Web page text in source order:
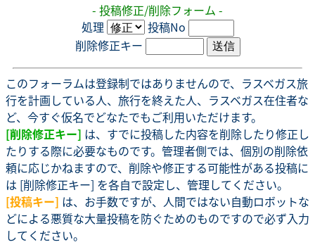
- 投稿修正/削除フォーム -
処理
投稿No
削除修正キー
このフォーラムは登録制ではありませんので、ラスベガス旅
行を計画している人、旅行を終えた人、ラスベガス在住者な
ど、今すぐ仮名でどなたでもご利用いただけます。
[削除修正キー] は、すでに投稿した内容を削除したり修正し
たりする際に必要なものです。管理者側では、個別の削除依
頼に応じかねますので、削除や修正する可能性がある投稿に
は [削除修正キー] を各自で設定し、管理してください。
[投稿キー] は、お手数ですが、人間ではない自動ロボットな
どによる悪質な大量投稿を防ぐためのものですので必ず入力
してください。